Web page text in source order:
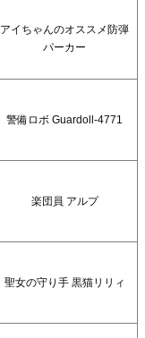
アイちゃんのオススメ防弾
パーカー
警備ロボ Guardoll-4771
楽団員 アルプ
聖女の守り手 黒猫リリィ